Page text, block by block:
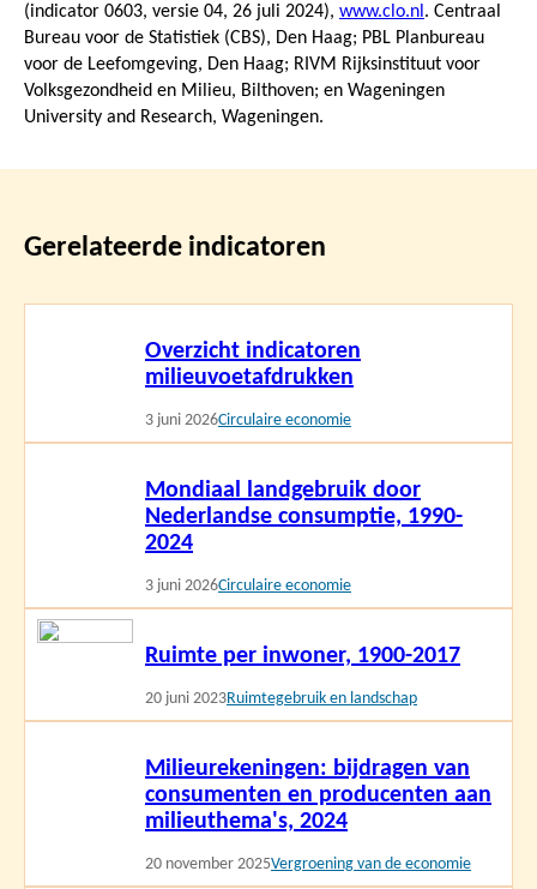
(indicator 0603, versie 04, 26 juli 2024), www.clo.nl . Centraal
Bureau voor de Statistiek (CBS), Den Haag; PBL Planbureau
voor de Leefomgeving, Den Haag; RIVM Rijksinstituut voor
Volksgezondheid en Milieu, Bilthoven; en Wageningen
University and Research, Wageningen.
Gerelateerde indicatoren
Overzicht indicatoren
milieuvoetafdrukken
3 juni 2026Circulaire economie
Mondiaal landgebruik door
Nederlandse consumptie, 1990-
2024
3 juni 2026Circulaire economie
Ruimte per inwoner, 1900-2017
20 juni 2023Ruimtegebruik en landschap
Lees
Milieurekeningen: bijdragen van
consumenten en producenten aan
milieuthema's, 2024
20 november 2025Vergroening van de economie